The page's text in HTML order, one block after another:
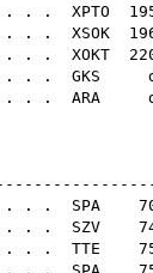
. . . XPTO
. . . XSOK
. . . XOKT
. . . GKS
. . . ARA
. . . SPA
. . . SZV
. . . TTE